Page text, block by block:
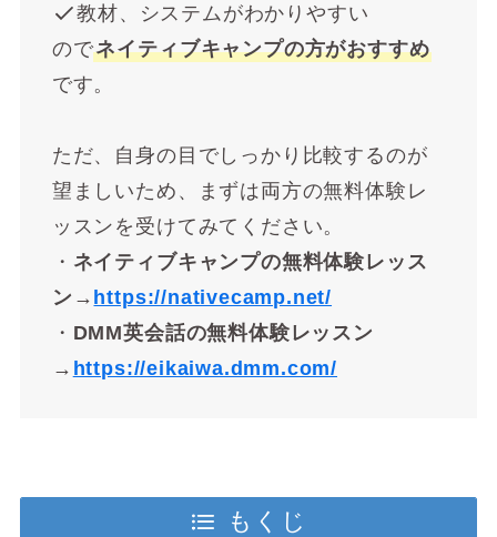
教材、システムがわかりやすい
のでネイティブキャンプの方がおすすめ
です。
ただ、自身の目でしっかり比較するのが
望ましいため、まずは両方の無料体験レ
ッスンを受けてみてください。
・ ネイティブキャンプの無料体験レッス
ン→ https://nativecamp.net/
・ DMM英会話の無料体験レッスン
→ https://eikaiwa.dmm.com/
もくじ